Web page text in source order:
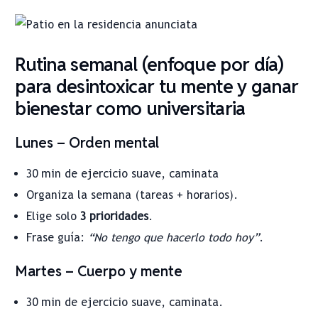
Rutina semanal (enfoque por día)
para desintoxicar tu mente y ganar
bienestar como universitaria
Lunes – Orden mental
30 min de ejercicio suave, caminata
Organiza la semana (tareas + horarios).
Elige solo3 prioridades.
Frase guía: “No tengo que hacerlo todo hoy”.
Martes – Cuerpo y mente
30 min de ejercicio suave, caminata.